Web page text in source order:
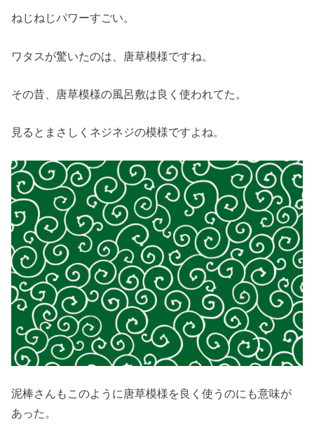
ねじねじパワーすごい。
ワタスが驚いたのは、唐草模様ですね。
その昔、唐草模様の風呂敷は良く使われてた。
見るとまさしくネジネジの模様ですよね。
泥棒さんもこのように唐草模様を良く使うのにも意味が
あった。